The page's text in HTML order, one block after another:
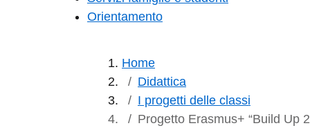
Orientamento
Home
Didattica
I progetti delle classi
Progetto Erasmus+ “Build Up